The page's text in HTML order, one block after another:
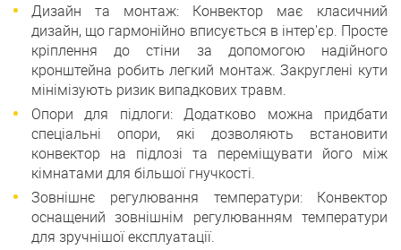
Дизайн та монтаж: Конвектор має класичний
дизайн, що гармонійно вписується в інтер'єр. Просте
кріплення до стіни за допомогою надійного
кронштейна робить легкий монтаж. Закруглені кути
мінімізують ризик випадкових травм.
Опори для підлоги: Додатково можна придбати
спеціальні опори, які дозволяють встановити
конвектор на підлозі та переміщувати його між
кімнатами для більшої гнучкості.
Зовнішнє регулювання температури: Конвектор
оснащений зовнішнім регулюванням температури
для зручнішої експлуатації.